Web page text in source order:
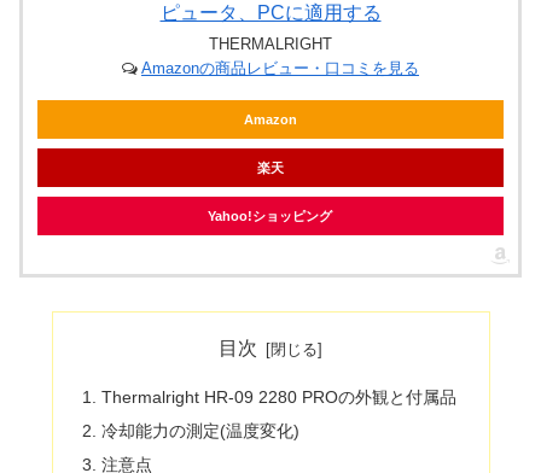
ピュータ、PCに適用する
THERMALRIGHT
Amazonの商品レビュー・口コミを見る
Amazon
楽天
Yahoo!ショッピング
目次
Thermalright HR-09 2280 PROの外観と付属品
冷却能力の測定(温度変化)
注意点